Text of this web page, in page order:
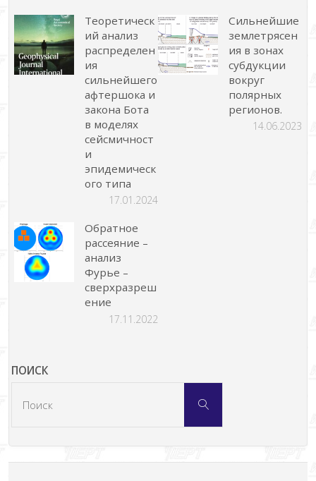
Теоретическ
ий анализ
распределен
ия
сильнейшего
афтершока и
закона Бота
в моделях
сейсмичност
и
эпидемическ
ого типа
17.01.2024
Сильнейшие
землетрясен
ия в зонах
субдукции
вокруг
полярных
регионов.
14.06.2023
Обратное
рассеяние –
анализ
Фурье –
сверхразреш
ение
17.11.2022
ПОИСК
Поиск